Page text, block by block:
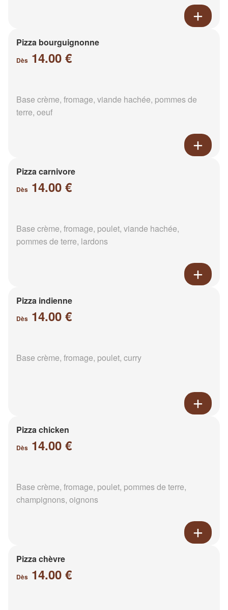
Pizza bourguignonne
Dès 14.00 €
Base crème, fromage, viande hachée, pommes de
terre, oeuf
Pizza carnivore
Dès 14.00 €
Base crème, fromage, poulet, viande hachée,
pommes de terre, lardons
Pizza indienne
Dès 14.00 €
Base crème, fromage, poulet, curry
Pizza chicken
Dès 14.00 €
Base crème, fromage, poulet, pommes de terre,
champignons, oignons
Pizza chèvre
Dès 14.00 €